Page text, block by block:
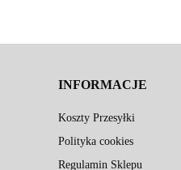
INFORMACJE
Koszty Przesyłki
Polityka cookies
Regulamin Sklepu